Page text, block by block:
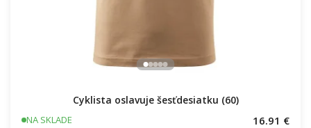
Cyklista oslavuje šesťdesiatku (60)
NA SKLADE 16.91 €